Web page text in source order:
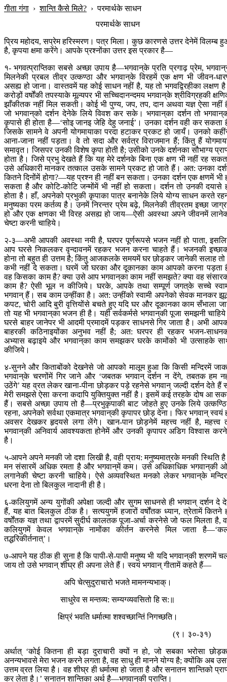
गीता गंगा ›शान्ति कैसे मिले? ›परमार्थके साधन
परमार्थके साधन
प्रिय महोदय, सप्रेम हरिस्मरण। पत्र मिला। कुछ कारणसे उत्तर देनेमें विलम्ब
है, कृपया क्षमा करेंगे। आपके प्रश्नोंका उत्तर इस प्रकार है—
१- भगवत्प्राप्तिका सबसे अच्छा उपाय है—भगवान‍्के प्रति प्रगाढ़ प्रेम,
मिलनेकी प्रबल तीव्र उत्कण्ठा और भगवान‍्के विरहमें एक क्षण भी जीवन-
असह्य हो जाना। वास्तवमें यह कोई साधन नहीं है, यह तो भगवद्विरहीका लक्षण
करोड़ों वर्षोंकी तपस्याके मूल्यपर भी सच्चिदानन्दमय भगवान‍्के श्रीविग्रहकी
झाँकीतक नहीं मिल सकती। कोई भी पुण्य, जप, तप, दान अथवा यज्ञ ऐसा नहीं
जो भगवान‍्को दर्शन देनेके लिये विवश कर सके। भगवान‍्का दर्शन तो
कृपासे ही होता है—‘सोइ जानइ जेहि देहु जनाई’। उनका दर्शन वही कर सकता
जिसके सामने वे अपनी योगमायाका परदा हटाकर प्रकट हो जायँ। उनको
आना-जाना नहीं पड़ता। वे तो सदा और सर्वत्र विराजमान हैं; किंतु हैं
समावृत। जिसपर उनकी विशेष कृपा होती है; उसीको उनके दर्शनका सौभाग्य
होता है। जिसे प्रभु देखते हैं कि यह मेरे दर्शनके बिना एक क्षण भी नहीं रह
उसे अधिकारी मानकर तत्काल उसके सामने प्रकट हो जाते हैं। अत: उनका
कितने दिनोंमें होगा?—यह प्रश्न ही नहीं बन सकता। उनका दर्शन एक क्षणमें भी
सकता है और कोटि-कोटि जन्मोंमें भी नहीं हो सकता। दर्शन तो उनकी दयासे
होता है। हाँ, अपनेको प्रभुकी कृपाका पात्र बनानेके लिये योग्य साधन करते
मनुष्यका परम कर्तव्य है। उनमें निरन्तर प्रेम बढ़े, मिलनेकी तीव्रतम इच्छा
हो और एक क्षणका भी विरह असह्य हो जाय—ऐसी अवस्था अपने जीवनमें
चेष्टा करनी चाहिये।
२-३—अभी आपकी अवस्था नयी है, घरपर पूर्णरूपसे भजन नहीं हो पाता,
आप घरसे निकलकर वृन्दावनमें रहकर भजन करना चाहते हैं। भजनकी
होना तो बहुत ही उत्तम है; किंतु आजकलके समयमें घर छोड़कर जानेकी सलाह तो
कभी नहीं दे सकता। घरमें जो घरका और दूकानका काम आपको करना पड़ता
वह किसका काम है? क्या उसे आप भगवान‍्का काम नहीं समझते? क्या वह
काम है? ऐसी भूल न कीजिये। घरके, आपके तथा सम्पूर्ण जगत‍्के सच्चे
भगवान् हैं। सब काम उन्हींका है। अत: उन्हींको स्वामी अपनेको सेवक मानकर
कपट, चोरी आदि बुरी वृत्तियोंसे बचते हुए यदि घर और दूकानका काम सँभाला
तो यह भी भगवान‍्का भजन ही है। यही सर्वकर्मसे भगवान‍्की पूजा समझनी
घरसे बाहर जानेपर भी आदमी प्रमादमें पड़कर साधनसे गिर जाता है। अभी
बाहरकी कठिनाइयोंका अनुभव नहीं है; अत: घरपर ही रहकर भजन-
अभ्यास बढ़ाइये और भगवान‍्का काम समझकर घरके कामोंको भी उत्साहके
कीजिये।
४-सुनने और किताबोंको देखनेसे जो आपको मालूम हुआ कि किसी मन्दिरमें
भगवान‍्के चरणोंमें गिर जाने और ‘जबतक भगवान् दर्शन न देंगे, तबतक हम
उठेंगे’ यह व्रत लेकर खाना-पीना छोड़कर पड़े रहनेसे भगवान् जल्दी दर्शन देते हैं
मेरी समझसे ऐसा करना कदापि युक्तियुक्त नहीं है। इसमें कई तरहके दोष आ
हैं। सबसे अच्छा उपाय तो है—प्रभुकृपाकी बाट जोहते हुए उनके लिये
रहना, अपनेको सर्वथा एकमात्र भगवान‍्की कृपापर छोड़ देना। फिर भगवान् स्वयं
अवसर देखकर हृदयसे लगा लेंगे। खान-पान छोड़नेमें महत्त्व नहीं है, महत्त्व
भगवान‍्की अनिवार्य आवश्यकता होनेमें और उनकी कृपापर अडिग विश्वास
है।
५-आपने अपने मनकी जो दशा लिखी है, वही प्राय: मनुष्यमात्रके मनकी स्थिति
मन संसारमें अधिक रमता है और भगवान‍्में कम। उसे अधिकाधिक भगवान‍्की
लगानेकी चेष्टा करनी चाहिये। ऐसे अव्यवस्थित मनको लेकर भगवान‍्के
धरना देना तो बिलकुल नादानी ही है।
६-कलियुगमें अन्य युगोंकी अपेक्षा जल्दी और सुगम साधनसे ही भगवान् दर्शन दे
हैं, यह बात बिलकुल ठीक है। सत्ययुगमें हजारों वर्षोंतक ध्यान, त्रेतामें कितने
वर्षोंतक यज्ञ तथा द्वापरमें सुदीर्घ कालतक पूजा-अर्चा करनेसे जो फल मिलता है,
कलियुगमें केवल भगवान‍्के नामोंका कीर्तन करनेसे मिल जाता
तद्धरिकीर्तनात्’।
७-आपने यह ठीक ही सुना है कि पापी-से-पापी मनुष्य भी यदि भगवान‍्की शरणमें
जाय तो उसे भगवान् शीघ्र ही अपना लेते हैं। स्वयं भगवान् गीतामें कहते हैं—
अपि चेत्सुदुराचारो भजते मामनन्यभाक्।
साधुरेव स मन्तव्य: सम्यग्व्यवसितो हि स:॥
क्षिप्रं भवति धर्मात्मा शश्वच्छान्तिं निगच्छति।
(९। ३०-३१)
अर्थात् ‘कोई कितना ही बड़ा दुराचारी क्यों न हो, जो सबका भरोसा
अनन्यभावसे मेरा भजन करने लगता है, वह साधु ही मानने योग्य है; क्योंकि अब
उत्तम व्रत लिया है। वह शीघ्र ही धर्मात्मा हो जाता है और सनातन शान्तिको
कर लेता है।’ सनातन शान्तिका अर्थ है—भगवान‍्की प्राप्ति।